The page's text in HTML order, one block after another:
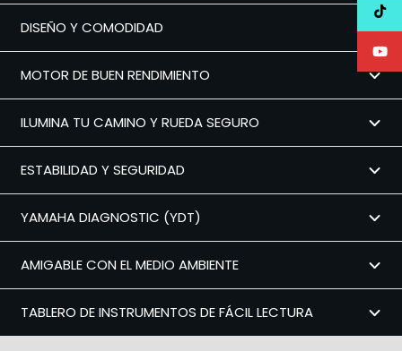
DISEÑO Y COMODIDAD
MOTOR DE BUEN RENDIMIENTO
ILUMINA TU CAMINO Y RUEDA SEGURO
ESTABILIDAD Y SEGURIDAD
YAMAHA DIAGNOSTIC (YDT)
AMIGABLE CON EL MEDIO AMBIENTE
TABLERO DE INSTRUMENTOS DE FÁCIL LECTURA